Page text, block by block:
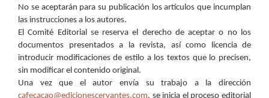
No se aceptarán para su publicación los artículos que incumplan
las instrucciones a los autores.
El Comité Editorial se reserva el derecho de aceptar o no los
documentos presentados a la revista, así como licencia de
introducir modificaciones de estilo a los textos que lo precisen,
sin modificar el contenido original.
Una vez que el autor envía su trabajo a la dirección
cafecacao@edicionescervantes.com, se inicia el proceso editorial